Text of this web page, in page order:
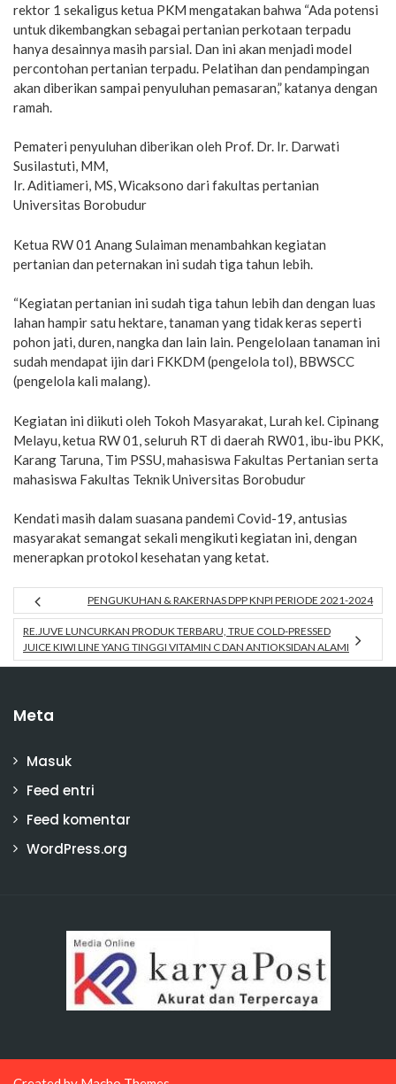
rektor 1 sekaligus ketua PKM mengatakan bahwa “Ada potensi
untuk dikembangkan sebagai pertanian perkotaan terpadu
hanya desainnya masih parsial. Dan ini akan menjadi model
percontohan pertanian terpadu. Pelatihan dan pendampingan
akan diberikan sampai penyuluhan pemasaran,” katanya dengan
ramah.
Pemateri penyuluhan diberikan oleh Prof. Dr. Ir. Darwati
Susilastuti, MM,
Ir. Aditiameri, MS, Wicaksono dari fakultas pertanian
Universitas Borobudur
Ketua RW 01 Anang Sulaiman menambahkan kegiatan
pertanian dan peternakan ini sudah tiga tahun lebih.
“Kegiatan pertanian ini sudah tiga tahun lebih dan dengan luas
lahan hampir satu hektare, tanaman yang tidak keras seperti
pohon jati, duren, nangka dan lain lain. Pengelolaan tanaman ini
sudah mendapat ijin dari FKKDM (pengelola tol), BBWSCC
(pengelola kali malang).
Kegiatan ini diikuti oleh Tokoh Masyarakat, Lurah kel. Cipinang
Melayu, ketua RW 01, seluruh RT di daerah RW01, ibu-ibu PKK,
Karang Taruna, Tim PSSU, mahasiswa Fakultas Pertanian serta
mahasiswa Fakultas Teknik Universitas Borobudur
Kendati masih dalam suasana pandemi Covid-19, antusias
masyarakat semangat sekali mengikuti kegiatan ini, dengan
menerapkan protokol kesehatan yang ketat.
PENGUKUHAN & RAKERNAS DPP KNPI PERIODE 2021-2024
RE.JUVE LUNCURKAN PRODUK TERBARU, TRUE COLD-PRESSED
JUICE KIWI LINE YANG TINGGI VITAMIN C DAN ANTIOKSIDAN ALAMI
Meta
Masuk
Feed entri
Feed komentar
WordPress.org